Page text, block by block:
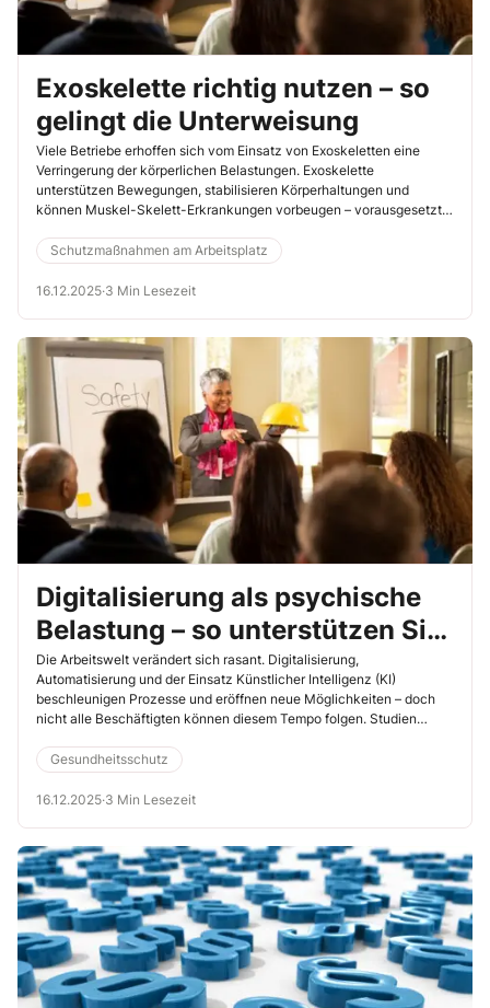
Exoskelette richtig nutzen – so
gelingt die Unterweisung
Viele Betriebe erhoffen sich vom Einsatz von Exoskeletten eine
Verringerung der körperlichen Belastungen. Exoskelette
unterstützen Bewegungen, stabilisieren Körperhaltungen und
können Muskel-Skelett-Erkrankungen vorbeugen – vorausgesetzt,
selbst kaum Erfahrungswerte und fragen sich: Welche Aspekte sind
für die Beschäftigten wichtig und wie muss die Unterweisung
aussehen?
Schutzmaßnahmen am Arbeitsplatz
16.12.2025·3 Min Lesezeit
Digitalisierung als psychische
Belastung – so unterstützen Sie
die Beschäftigten im Wandel
Die Arbeitswelt verändert sich rasant. Digitalisierung,
Automatisierung und der Einsatz Künstlicher Intelligenz (KI)
beschleunigen Prozesse und eröffnen neue Möglichkeiten – doch
nicht alle Beschäftigten können diesem Tempo folgen. Studien
bei älteren Mitarbeitenden, die sich schwerer in neue Technologien
einarbeiten. Der Unterweisung kommt daher eine wichtige Rolle zu,
um Sicherheit und Vertrauen zu schaffen und alle Beschäftigten mit
Gesundheitsschutz
16.12.2025·3 Min Lesezeit